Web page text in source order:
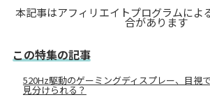
本記事はアフィリエイトプログラムによ
合があります
この特集の記事
520Hz駆動のゲーミングディスプレー、目視
見分けられる？